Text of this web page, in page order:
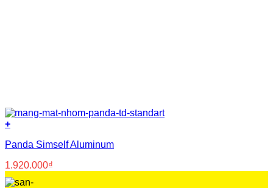
+
Panda Simself Aluminum
1.920.000₫